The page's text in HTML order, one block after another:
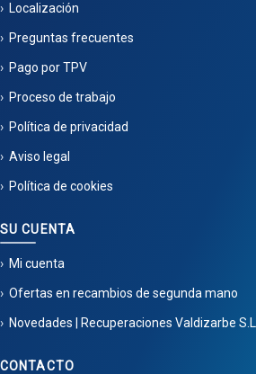
Localización
Preguntas frecuentes
Pago por TPV
Proceso de trabajo
Política de privacidad
Aviso legal
Política de cookies
SU CUENTA
Mi cuenta
Ofertas en recambios de segunda mano
Novedades | Recuperaciones Valdizarbe S.L.
CONTACTO